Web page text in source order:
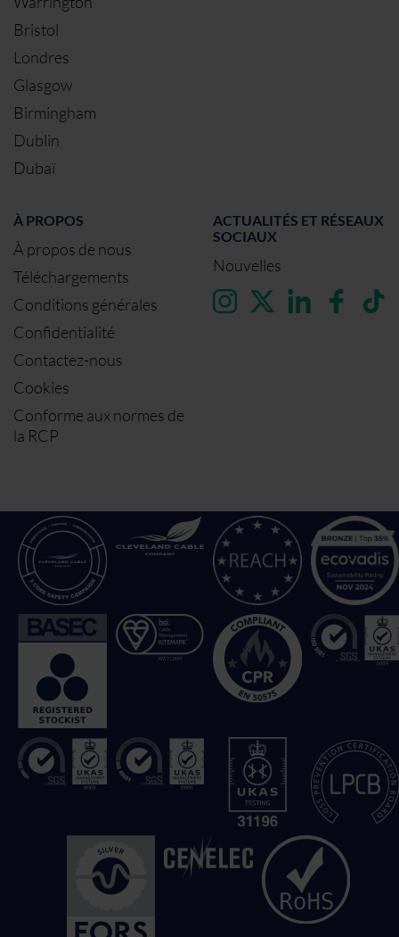
Bristol
Londres
Glasgow
Birmingham
Dublin
Dubaï
À PROPOS
À propos de nous
Téléchargements
Conditions générales
Confidentialité
Contactez-nous
Cookies
Conforme aux normes de
la RCP
ACTUALITÉS ET RÉSEAUX
SOCIAUX
Nouvelles